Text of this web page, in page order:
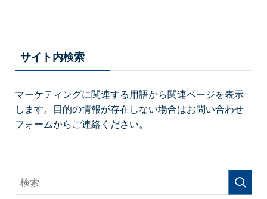
サイト内検索
マーケティングに関連する用語から関連ページを表示
します。目的の情報が存在しない場合はお問い合わせ
フォームからご連絡ください。